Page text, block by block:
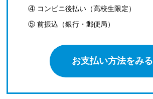
④ コンビニ後払い（高校生限定）
⑤ 前振込（銀行・郵便局）
お支払い方法をみる